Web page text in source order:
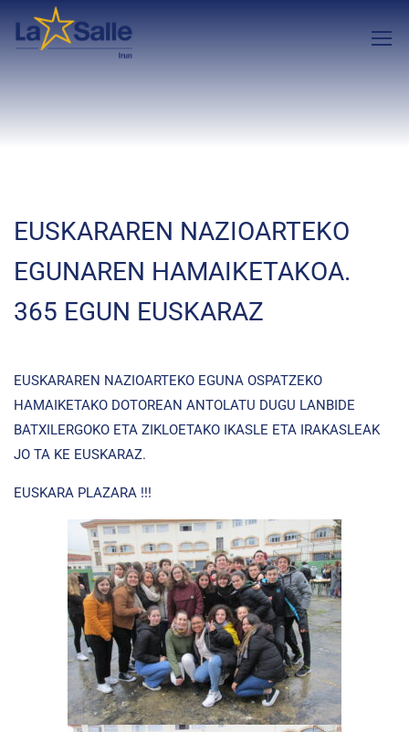
EUSKARAREN NAZIOARTEKO
EGUNAREN HAMAIKETAKOA.
365 EGUN EUSKARAZ
EUSKARAREN NAZIOARTEKO EGUNA OSPATZEKO
HAMAIKETAKO DOTOREAN ANTOLATU DUGU LANBIDE
BATXILERGOKO ETA ZIKLOETAKO IKASLE ETA IRAKASLEAK
JO TA KE EUSKARAZ.
EUSKARA PLAZARA !!!